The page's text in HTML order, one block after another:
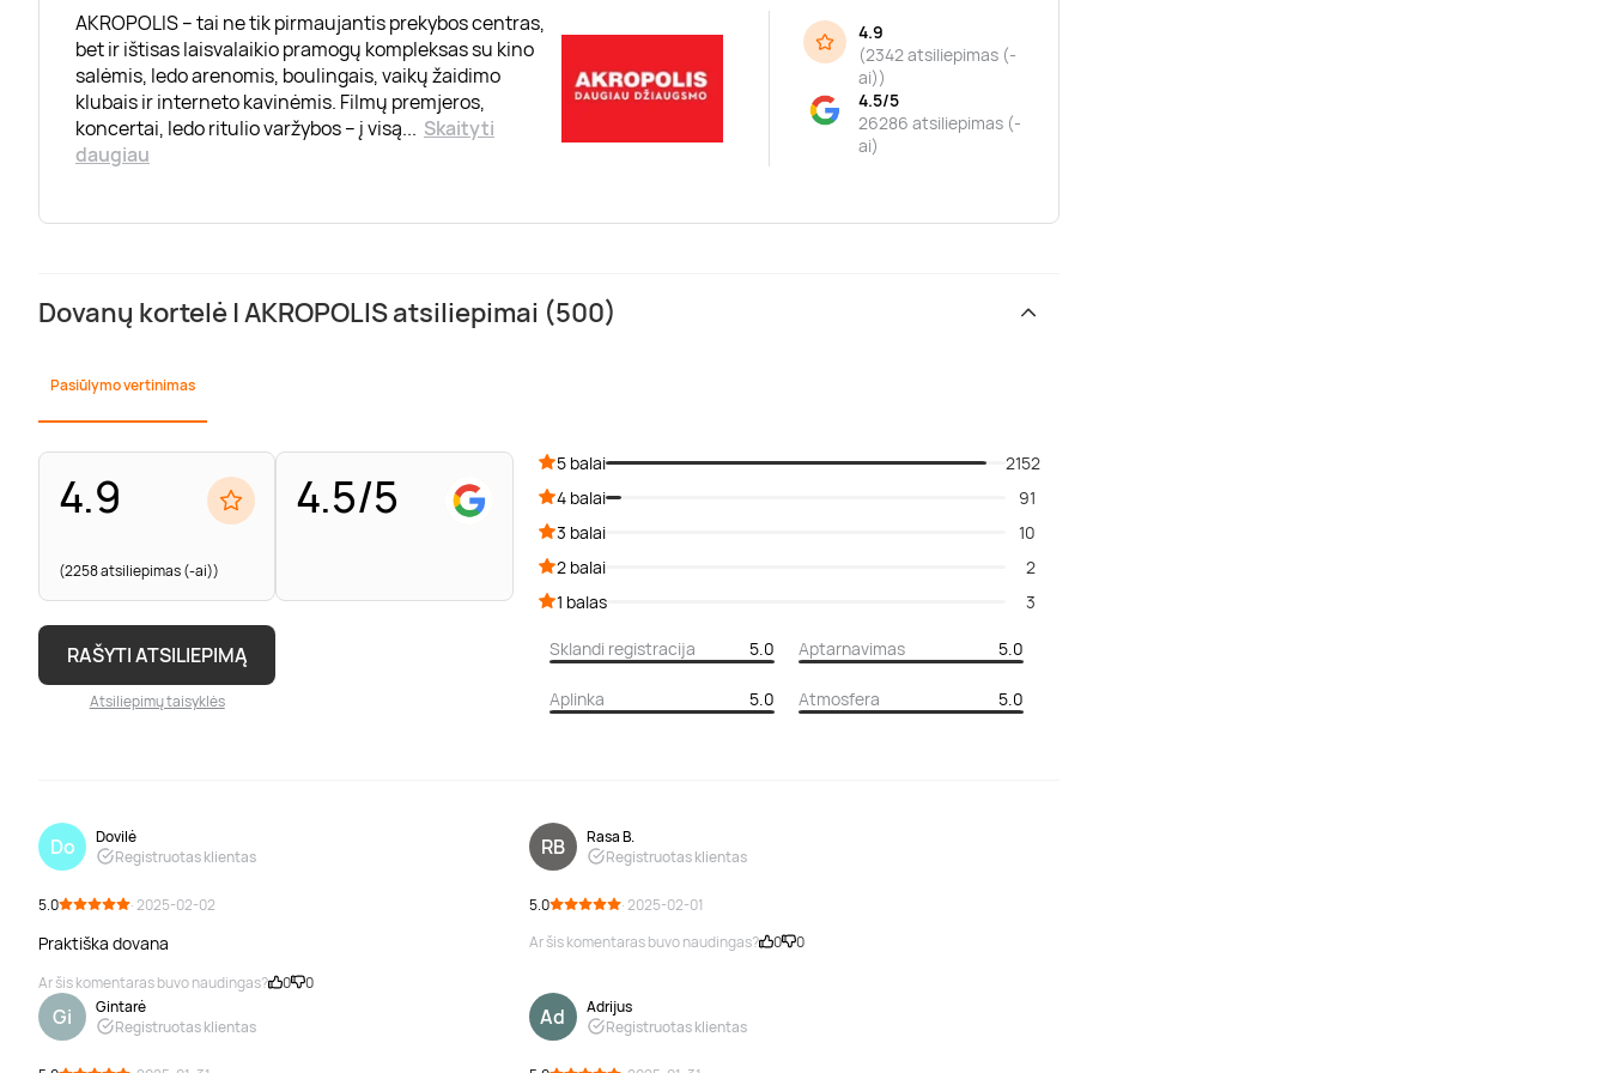
AKROPOLIS – tai ne tik pirmaujantis prekybos centras,
bet ir ištisas laisvalaikio pramogų kompleksas su kino
salėmis, ledo arenomis, boulingais, vaikų žaidimo
klubais ir interneto kavinėmis. Filmų premjeros,
koncertai, ledo ritulio varžybos – į visą... Skaityti
daugiau
4.9
(2342 atsiliepimas (-
ai))
4.5/5
26286 atsiliepimas (-
ai)
Dovanų kortelė | AKROPOLIS atsiliepimai (500)
Pasiūlymo vertinimas
4.9
(2258 atsiliepimas (-ai))
4.5/5
RAŠYTI ATSILIEPIMĄ
Atsiliepimų taisyklės
5 balai
2152
4 balai
91
3 balai
10
2 balai
2
1 balas
3
Sklandi registracija 5.0 Aptarnavimas 5.0
Aplinka 5.0 Atmosfera 5.0
Do
Dovilė
Registruotas klientas
5.0 · 2025-02-02
Praktiška dovana
Ar šis komentaras buvo naudingas? 0 0
RB
Rasa B.
Registruotas klientas
5.0
· 2025-02-01
Ar šis komentaras buvo naudingas?
0 0
Gi
Gintarė
Registruotas klientas
Ad
Adrijus
Registruotas klientas